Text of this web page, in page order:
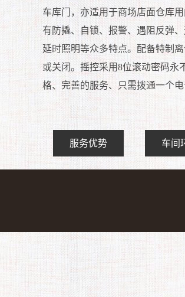
车库门，亦适用于商场店面仓库
有防撬、自锁、报警、遇阻反弹
延时照明等众多特点。配备特制
或关闭。摇控采用8位滚动密码永
格、完善的服务、只需拨通一个
服务优势 车间